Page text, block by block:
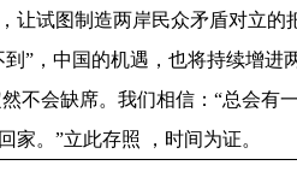
让试图制造两岸民众矛盾对立的
”，中国的机遇，也将持续增进
不会缺席。我们相信：“总会有
家。”立此存照 ，时间为证。